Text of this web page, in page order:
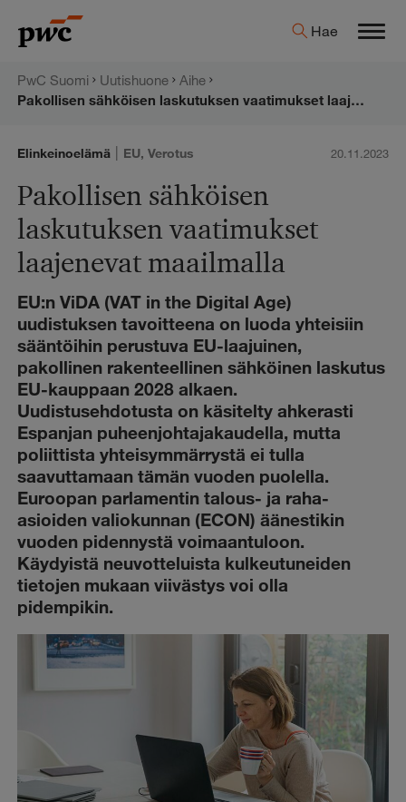
sisältöön
PwC:n
Hae
PwC Suomi Uutishuone
Aihe
Pakollisen sähköisen laskutuksen vaatimukset laajenevat maailmalla
Elinkeinoelämä | EU,Verotus 20.11.2023
Pakollisen sähköisen
laskutuksen vaatimukset
laajenevat maailmalla
EU:n ViDA (VAT in the Digital Age)
uudistuksen tavoitteena on luoda yhteisiin
sääntöihin perustuva EU-laajuinen,
pakollinen rakenteellinen sähköinen laskutus
EU-kauppaan 2028 alkaen.
Uudistusehdotusta on käsitelty ahkerasti
Espanjan puheenjohtajakaudella, mutta
poliittista yhteisymmärrystä ei tulla
saavuttamaan tämän vuoden puolella.
Euroopan parlamentin talous- ja raha-
asioiden valiokunnan (ECON) äänestikin
vuoden pidennystä voimaantuloon.
Käydyistä neuvotteluista kulkeutuneiden
tietojen mukaan viivästys voi olla
pidempikin.